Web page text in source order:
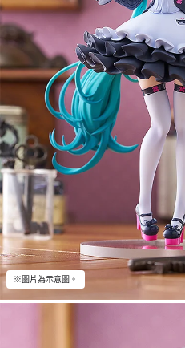
※圖片為示意圖。